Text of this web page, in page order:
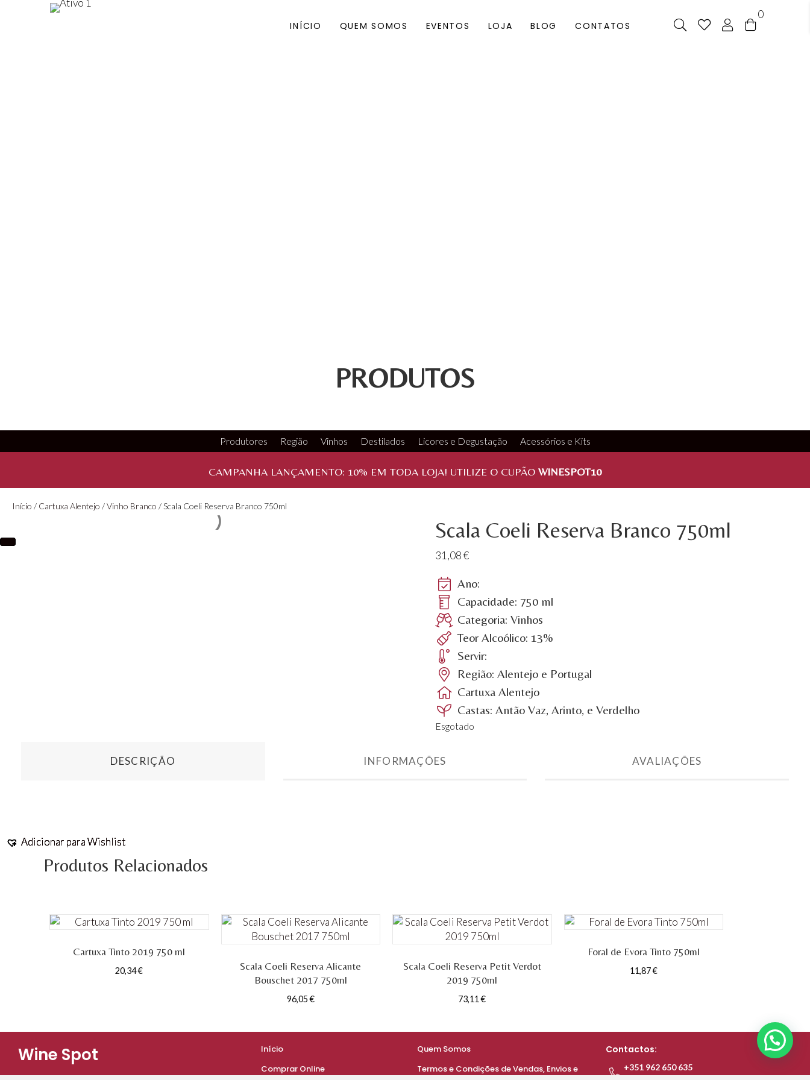
INÍCIO QUEM SOMOS EVENTOS LOJA BLOG CONTATOS
0
PRODUTOS
Produtores Região Vinhos Destilados Licores e Degustação Acessórios e Kits
CAMPANHA LANÇAMENTO: 10% EM TODA LOJA! UTILIZE O CUPÃO WINESPOT10
Início / Cartuxa Alentejo /Vinho Branco / Scala Coeli Reserva Branco 750ml
Scala Coeli Reserva Branco 750ml
31,08€
Ano:
Capacidade: 750 ml
Categoria: Vinhos
Teor Alcoólico: 13%
Servir:
Região: Alentejo e Portugal
Cartuxa Alentejo
Castas: Antão Vaz, Arinto, e Verdelho
Esgotado
DESCRIÇÃO INFORMAÇÕES AVALIAÇÕES
Produtos Relacionados
Adicionar para Wishlist
Cartuxa Tinto 2019 750 ml
20,34€
Adicionar para Wishlist
Scala Coeli Reserva Alicante
Bouschet 2017 750ml
96,05€
Adicionar para Wishlist
Scala Coeli Reserva Petit Verdot
2019 750ml
73,11€
Adicionar para Wishlist
Foral de Evora Tinto 750ml
11,87€
Wine Spot
Início
Comprar Online
Quem Somos
Termos e Condições de Vendas, Envios e
Contactos:
+351 962 650 635